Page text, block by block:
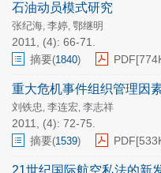
石油动员模式研究
张纪海, 李婷, 鄂继明
2011, (4): 66-71.
摘要(1840) PDF[
重大危机事件组织管理因
刘铁忠, 李连宏, 李志祥
2011, (4): 72-75.
摘要(1539) PDF[
21世纪国际航空私法的